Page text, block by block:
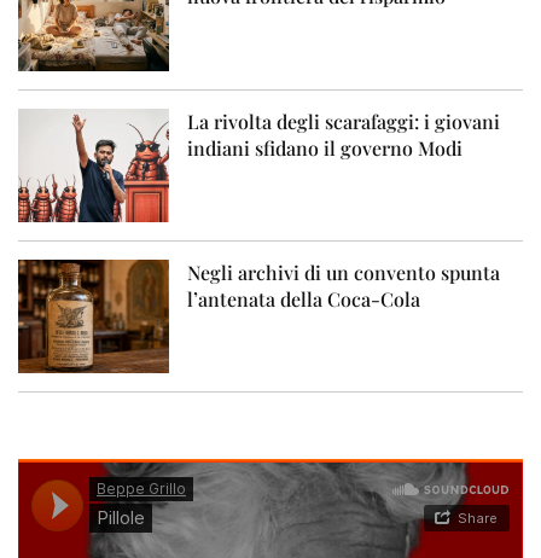
La rivolta degli scarafaggi: i giovani
indiani sfidano il governo Modi
Negli archivi di un convento spunta
l’antenata della Coca-Cola